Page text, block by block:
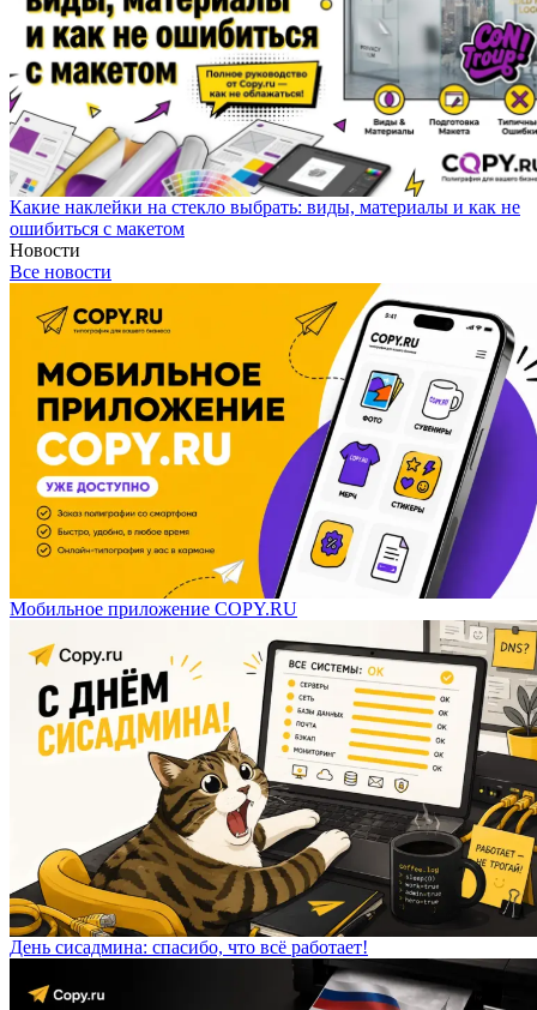
Какие наклейки на стекло выбрать: виды, материалы и как не
ошибиться с макетом
Новости
Все новости
Мобильное приложение COPY.RU
День сисадмина: спасибо, что всё работает!